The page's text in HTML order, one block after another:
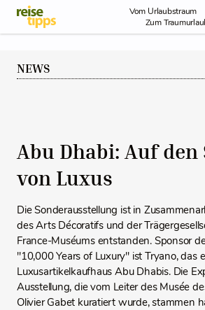
Skip to Content
Vom Urlaubstraum
Zum
NEWS
Abu Dhabi: Auf den
von Luxus
Die Sonderausstellung ist in
des Arts Décoratifs und der
France-Muséums entstanden. Sponsor
"10,000 Years of Luxury" ist Tryano, das
Luxusartikelkaufhaus Abu Dhabis. Die
Ausstellung, die vom Leiter des Musée
Olivier Gabet kuratiert wurde, stammen